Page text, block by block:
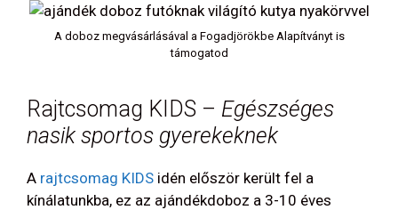
A doboz megvásárlásával a Fogadjörökbe Alapítványt is
támogatod
Rajtcsomag KIDS – Egészséges
nasik sportos gyerekeknek
A rajtcsomag KIDS idén először került fel a
kínálatunkba, ez az ajándékdoboz a 3-10 éves